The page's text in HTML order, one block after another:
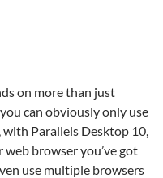
on more than just
can obviously only use
with Parallels Desktop 10,
browser you’ve got
use multiple browsers